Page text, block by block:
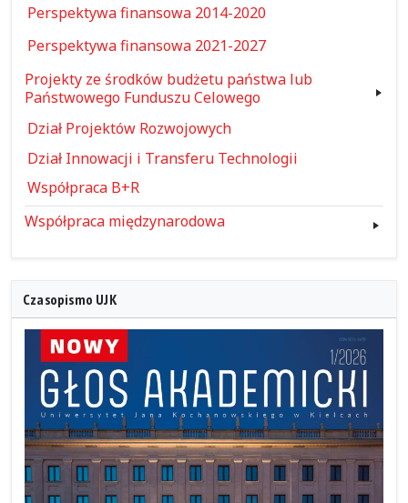
Perspektywa finansowa 2014-2020
Perspektywa finansowa 2021-2027
Projekty ze środków budżetu państwa lub
Państwowego Funduszu Celowego
Dział Projektów Rozwojowych
Dział Innowacji i Transferu Technologii
Współpraca B+R
Współpraca międzynarodowa
Czasopismo UJK